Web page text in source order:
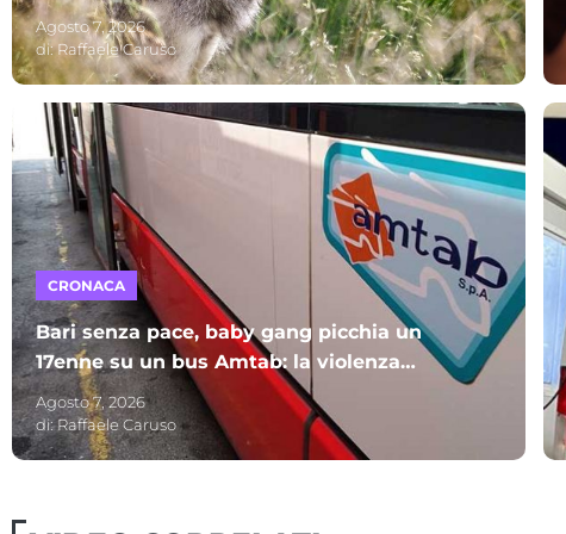
lupo
Agosto 7, 2026
di:Raffaele Caruso
CRONACA
Bari senza pace, baby gang picchia un
17enne su un bus Amtab: la violenza
ripresa con un telefonino
Agosto 7, 2026
di:Raffaele Caruso